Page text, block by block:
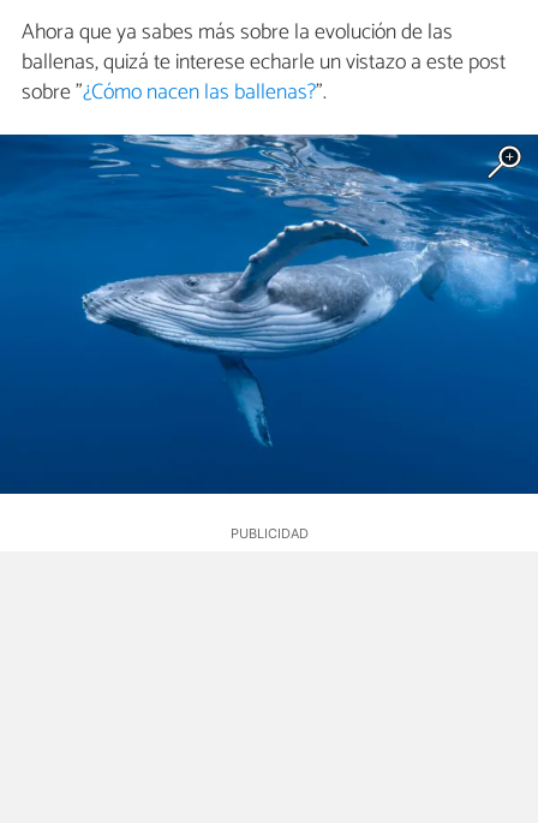
Ahora que ya sabes más sobre la evolución de las
ballenas, quizá te interese echarle un vistazo a este post
sobre "¿Cómo nacen las ballenas?".